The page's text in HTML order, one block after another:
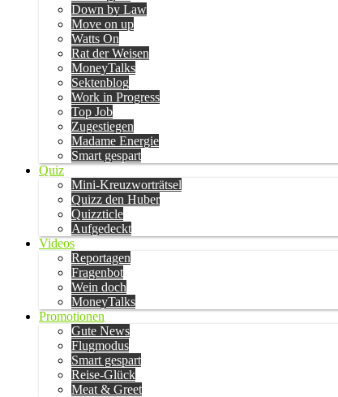
Down by Law
Move on up
Watts On
Rat der Weisen
MoneyTalks
Sektenblog
Work in Progress
Top Job
Zugestiegen
Madame Energie
Smart gespart
Quiz
Mini-Kreuzworträtsel
Quizz den Huber
Quizzticle
Aufgedeckt
Videos
Reportagen
Fragenbot
Wein doch
MoneyTalks
Promotionen
Gute News
Flugmodus
Smart gespart
Reise-Glück
Meat & Greet